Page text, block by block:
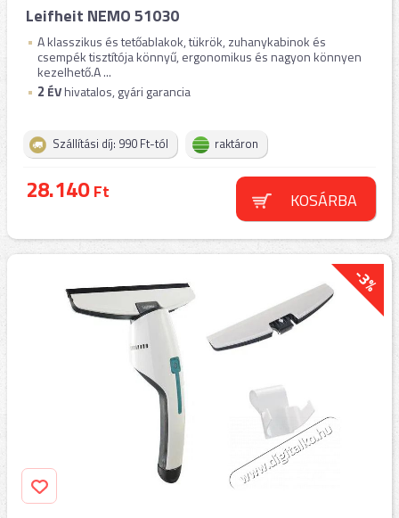
Leifheit NEMO 51030
A klasszikus és tetőablakok, tükrök, zuhanykabinok és
csempék tisztítója könnyű, ergonomikus és nagyon könnyen
kezelhető.A ...
2 ÉVhivatalos, gyári garancia
Szállítási díj: 990 Ft-tól raktáron
28.140Ft KOSÁRBA
-3%